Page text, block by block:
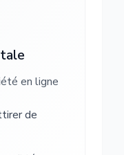
en ligne
de